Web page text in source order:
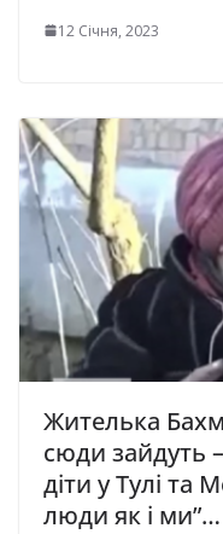
12 Січня, 2023
Житeлькa
cюди зaйдуть
діти у Тулі та
люди як i